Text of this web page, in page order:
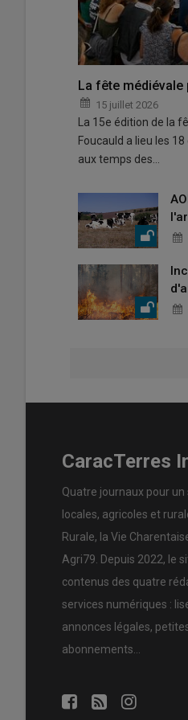
La fête
15 juillet 2026
La 15e édition de la
Foucauld a lieu les
aux temps des…
CaracTerres
Quatre journaux pour un
locales, agricoles et
Rurale, la Vie
Agri79. Depuis 2022, le
contenus des quatre
services numériques :
annonces légales,
abonnements…